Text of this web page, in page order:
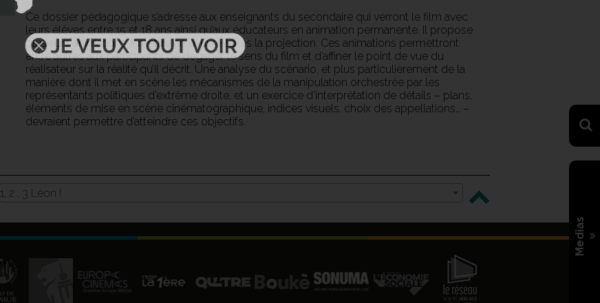
Medias
Ce dossier pédagogique s’adresse aux enseignants du secondaire qui verront le film avec
leurs élèves entre 15 et 18 ans ainsi qu’aux éducateurs en animation permanente. Il propose
plusieurs animations à mettre en œuvre après la projection. Ces animations permettront
entre autres aux participants de dégager le sens du film et d’affiner le point de vue du
réalisateur sur la réalité qu’il décrit. Une analyse du scénario, et plus particulièrement de la
manière dont il met en scène les mécanismes de la manipulation orchestrée par les
représentants politiques d’extrême droite, et un exercice d’interprétation de détails – plans,
éléments de mise en scène cinématographique, indices visuels, choix des appellations… –
devraient permettre d’atteindre ces objectifs.
1, 2 , 3 Léon !